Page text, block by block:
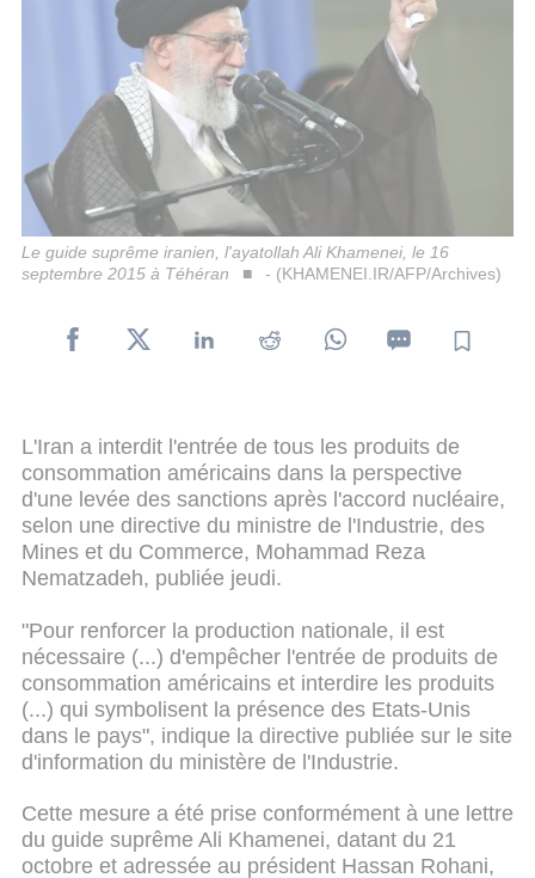
Le guide suprême iranien, l'ayatollah Ali Khamenei, le 16
septembre 2015 à Téhéran
- (KHAMENEI.IR/AFP/Archives)
L'Iran a interdit l'entrée de tous les produits de
consommation américains dans la perspective
d'une levée des sanctions après l'accord nucléaire,
selon une directive du ministre de l'Industrie, des
Mines et du Commerce, Mohammad Reza
Nematzadeh, publiée jeudi.
"Pour renforcer la production nationale, il est
nécessaire (...) d'empêcher l'entrée de produits de
consommation américains et interdire les produits
(...) qui symbolisent la présence des Etats-Unis
dans le pays", indique la directive publiée sur le site
d'information du ministère de l'Industrie.
Cette mesure a été prise conformément à une lettre
du guide suprême Ali Khamenei, datant du 21
octobre et adressée au président Hassan Rohani,